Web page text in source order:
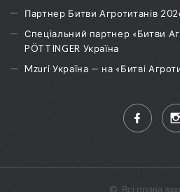
Партнер Битви Агротитанів
Спеціальний партнер «Битви
PÖTTINGER Україна
Mzuri Україна — на «Битві
© Всі права